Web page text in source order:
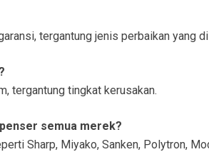
tergantung jenis perbaikan yang
tergantung tingkat kerusakan.
semua merek?
Sharp, Miyako, Sanken, Polytron,